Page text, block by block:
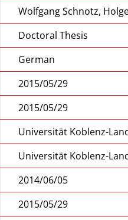
Wolfgang Schnotz,
Doctoral Thesis
German
2015/05/29
2015/05/29
Universität Koblenz-
Universität Koblenz-
2014/06/05
2015/05/29